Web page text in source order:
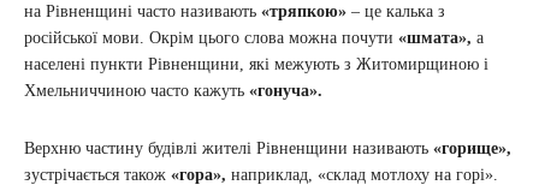
на Рівненщині часто називають «тряпкою» – це калька з
російської мови. Окрім цього слова можна почути «шмата», а
населені пункти Рівненщини, які межують з Житомирщиною і
Хмельниччиною часто кажуть «гонуча».
Верхню частину будівлі жителі Рівненщини називають «горище»,
зустрічається також «гора», наприклад, «склад мотлоху на горі».